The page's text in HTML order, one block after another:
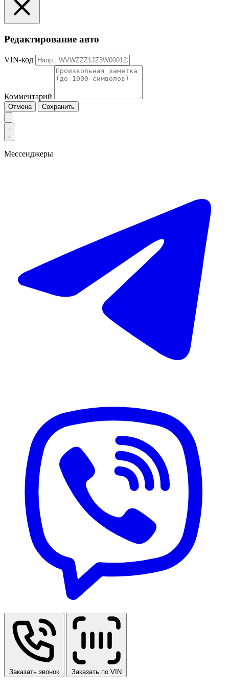
Редактирование авто
VIN-код
Комментарий
Отмена Сохранить
Мессенджеры
Заказать звонок Заказать по VIN